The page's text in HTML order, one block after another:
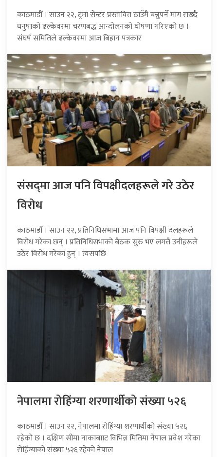
काठमाडौँ । साउन २२, ट्रमा सेन्टर प्रस्तावित ठाउँमै बन्नुपर्ने माग राख्दै
धनुषाको ढल्केवरमा चरणबद्ध आन्दोलनको घोषणा गरिएको छ ।
संघर्ष समितिले ढल्केवरमा आज बिहान पत्रकार
संसद्‍मा आज पनि विपक्षीदलहरूले गरे उठेर
विरोध
काठमाडौँ । साउन २२, प्रतिनिधिसभामा आज पनि विपक्षी दलहरूले
विरोध गरेका छन् । प्रतिनिधिसभाको बैठक सुरु भए लगत्तै उनीहरूले
उठेर विरोध गरेका हुन् । त्यसपछि
नेपालमा रोहिंग्या शरणार्थीको संख्या ५२६
काठमाडौँ । साउन २२, नेपालमा रोहिंग्या शरणार्थीको संख्या ५२६
रहेको छ । दक्षिण सीमा नाकाबााट विभिन्न मितिमा नेपाल प्रवेश गरेका
रोहिंग्याको संख्या ५२६ रहेको नेपाल